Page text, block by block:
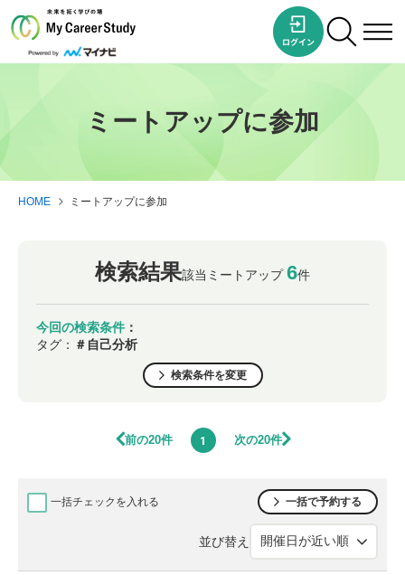
ミートアップに参加
HOME ミートアップに参加
検索結果該当ミートアップ6件
今回の検索条件 ：
タグ： ＃自己分析
検索条件を変更
前の20件 1 次の20件
一括チェックを入れる 一括で予約する
並び替え